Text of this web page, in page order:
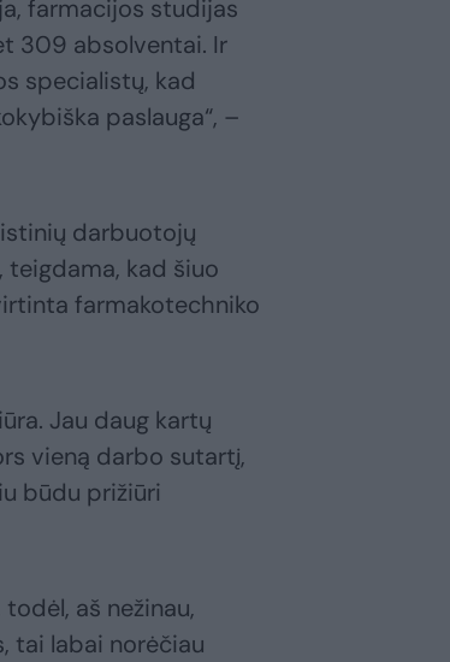
farmacijos studijas
309 absolventai. Ir
specialistų, kad
paslauga“, –
darbuotojų
teigdama, kad šiuo
farmakotechniko
Jau daug kartų
vieną darbo sutartį,
būdu prižiūri
aš nežinau,
tai labai norėčiau